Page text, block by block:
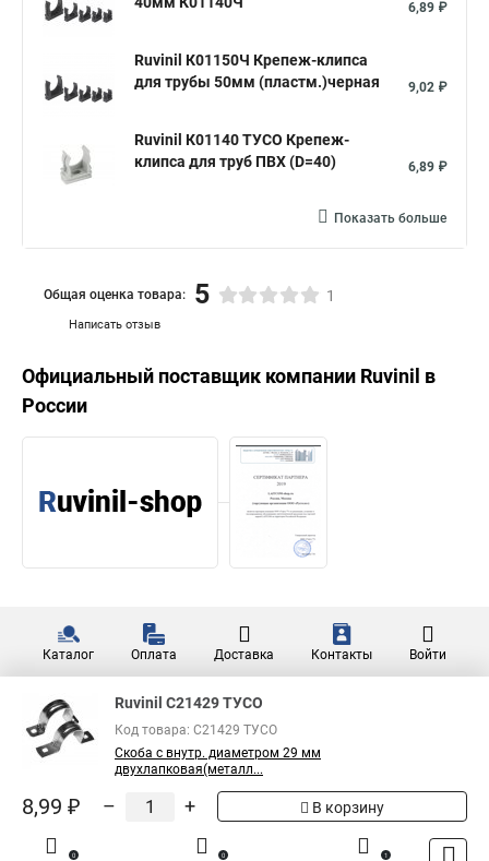
6,89 ₽
Ruvinil К01150Ч Крепеж-клипса
для трубы 50мм (пластм.)черная
9,02 ₽
Ruvinil К01140 ТУСО Крепеж-
клипса для труб ПВХ (D=40)
6,89 ₽
Показать больше
Написать отзыв
Общая оценка товара: 5 1
Официальный поставщик компании Ruvinil в
России
Каталог Оплата Доставка Контакты Войти
Ruvinil С21429 ТУСО
Код товара: С21429 ТУСО
Скоба с внутр. диаметром 29 мм
двухлапковая(металл...
8,99 ₽ – + В корзину
0 0 1